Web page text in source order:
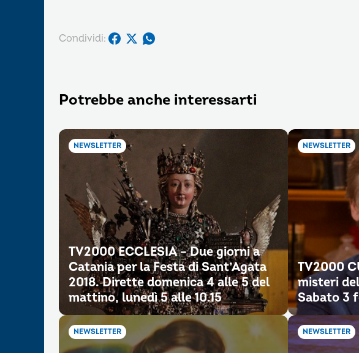
Condividi:
Potrebbe anche interessarti
NEWSLETTER
TV2000 ECCLESIA – Due giorni a
Catania per la Festa di Sant’Agata
2018. Dirette domenica 4 alle 5 del
mattino, lunedì 5 alle 10.15
NEWSLETTER
TV2000
misteri
Sabato 3
NEWSLETTER NEWSLETTER